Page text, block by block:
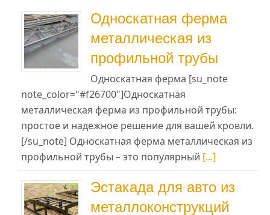
Односкатная ферма
металлическая из
профильной трубы
Односкатная ферма [su_note
note_color="#f26700"]Односкатная
металлическая ферма из профильной трубы:
простое и надежное решение для вашей кровли.
[/su_note] Односкатная ферма металлическая из
профильной трубы – это популярный [...]
Эстакада для авто из
металлоконструкций